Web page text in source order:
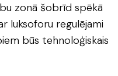
zonā šobrīd spēkā
luksoforu regulējami
būs tehnoloģiskais